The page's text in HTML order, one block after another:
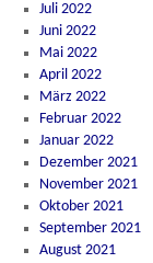
Juli 2022
Juni 2022
Mai 2022
April 2022
März 2022
Februar 2022
Januar 2022
Dezember 2021
November 2021
Oktober 2021
September 2021
August 2021